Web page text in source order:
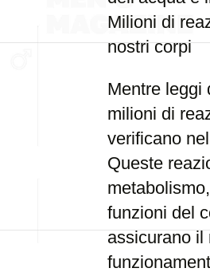
Milioni di
nostri corpi
Mentre leggi
milioni di
verificano
Queste
funzioni del
assicurano il